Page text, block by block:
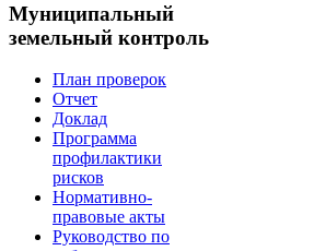
Муниципальный
земельный контроль
План проверок
Отчет
Доклад
Программа
профилактики
рисков
Нормативно-
правовые акты
Руководство по